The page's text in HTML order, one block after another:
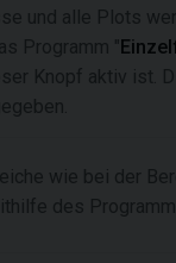
und alle Plots
Programm "
Knopf aktiv ist.
wie bei der
des